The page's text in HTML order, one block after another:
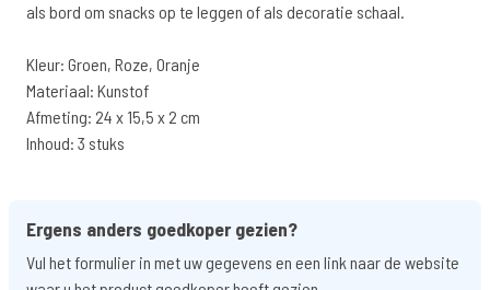
als bord om snacks op te leggen of als decoratie schaal.
Kleur: Groen, Roze, Oranje
Materiaal: Kunstof
Afmeting: 24 x 15,5 x 2 cm
Inhoud: 3 stuks
Ergens anders goedkoper gezien?
Vul het formulier in met uw gegevens en een link naar de website